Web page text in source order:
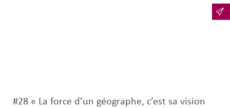
#28 « La force d’un géographe, c’est sa vision